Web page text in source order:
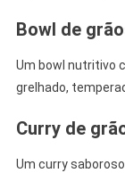
Bowl de
Um bowl nutritivo
grelhado,
Curry de
Um curry